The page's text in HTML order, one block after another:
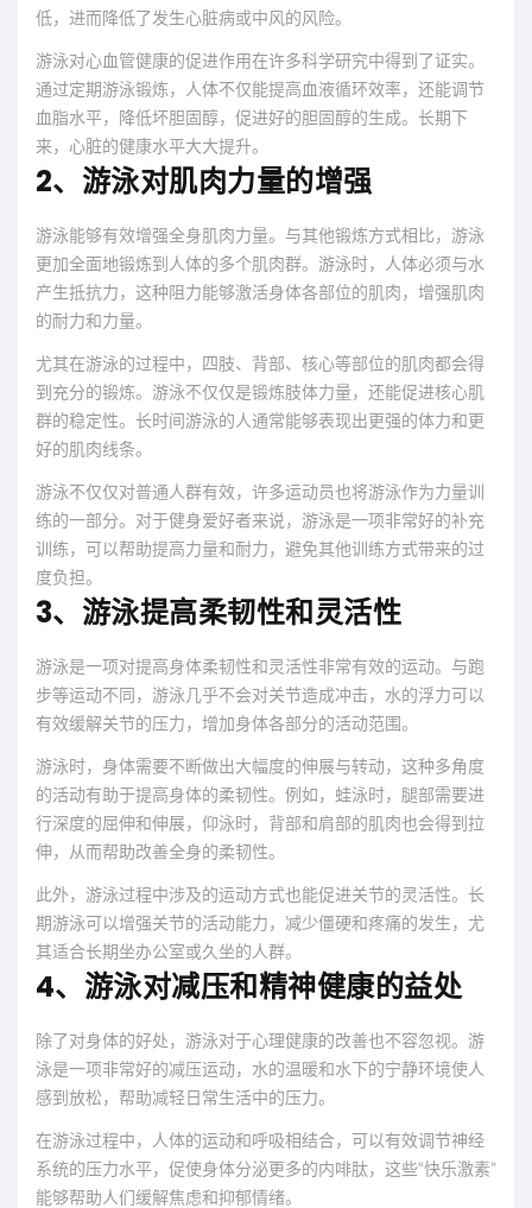
低，进而降低了发生心脏病或中风的风险。
游泳对心血管健康的促进作用在许多科学研究中得到了证实。
通过定期游泳锻炼，人体不仅能提高血液循环效率，还能调节
血脂水平，降低坏胆固醇，促进好的胆固醇的生成。长期下
来，心脏的健康水平大大提升。
2、游泳对肌肉力量的增强
游泳能够有效增强全身肌肉力量。与其他锻炼方式相比，游泳
更加全面地锻炼到人体的多个肌肉群。游泳时，人体必须与水
产生抵抗力，这种阻力能够激活身体各部位的肌肉，增强肌肉
的耐力和力量。
尤其在游泳的过程中，四肢、背部、核心等部位的肌肉都会得
到充分的锻炼。游泳不仅仅是锻炼肢体力量，还能促进核心肌
群的稳定性。长时间游泳的人通常能够表现出更强的体力和更
好的肌肉线条。
游泳不仅仅对普通人群有效，许多运动员也将游泳作为力量训
练的一部分。对于健身爱好者来说，游泳是一项非常好的补充
训练，可以帮助提高力量和耐力，避免其他训练方式带来的过
度负担。
3、游泳提高柔韧性和灵活性
游泳是一项对提高身体柔韧性和灵活性非常有效的运动。与跑
步等运动不同，游泳几乎不会对关节造成冲击，水的浮力可以
有效缓解关节的压力，增加身体各部分的活动范围。
游泳时，身体需要不断做出大幅度的伸展与转动，这种多角度
的活动有助于提高身体的柔韧性。例如，蛙泳时，腿部需要进
行深度的屈伸和伸展，仰泳时，背部和肩部的肌肉也会得到拉
伸，从而帮助改善全身的柔韧性。
此外，游泳过程中涉及的运动方式也能促进关节的灵活性。长
期游泳可以增强关节的活动能力，减少僵硬和疼痛的发生，尤
其适合长期坐办公室或久坐的人群。
4、游泳对减压和精神健康的益处
除了对身体的好处，游泳对于心理健康的改善也不容忽视。游
泳是一项非常好的减压运动，水的温暖和水下的宁静环境使人
感到放松，帮助减轻日常生活中的压力。
在游泳过程中，人体的运动和呼吸相结合，可以有效调节神经
系统的压力水平，促使身体分泌更多的内啡肽，这些“快乐激素”
能够帮助人们缓解焦虑和抑郁情绪。